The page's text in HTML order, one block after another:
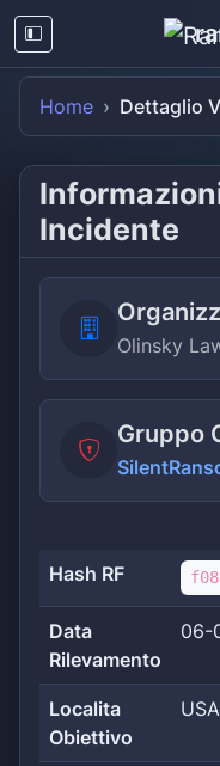
Home Dettaglio
Incidente
Olinsky
Gruppo
Hash RF
Data
Rilevamento
06-
Localita
Obiettivo
USA